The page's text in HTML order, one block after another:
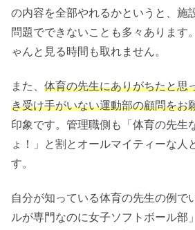
の内容を全部やれるかというと、施
問題でできないことも多々あります
ゃんと見る時間も取れません。
また、 体育の先生にありがちたと思
き受け手がいない運動部の顧問をお
印象です。管理職側も「体育の先生
ょ！」と割とオールマイティーな人
す。
自分が知っている体育の先生の例で
ルが専門なのに女子ソフトボール部